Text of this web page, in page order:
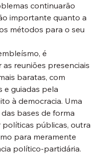
continuarão
importante quanto a
métodos para o seu
é
reuniões presenciais
baratas, com
e guiadas pela
à democracia. Uma
bases de forma
públicas, outra
para meramente
político-partidária.